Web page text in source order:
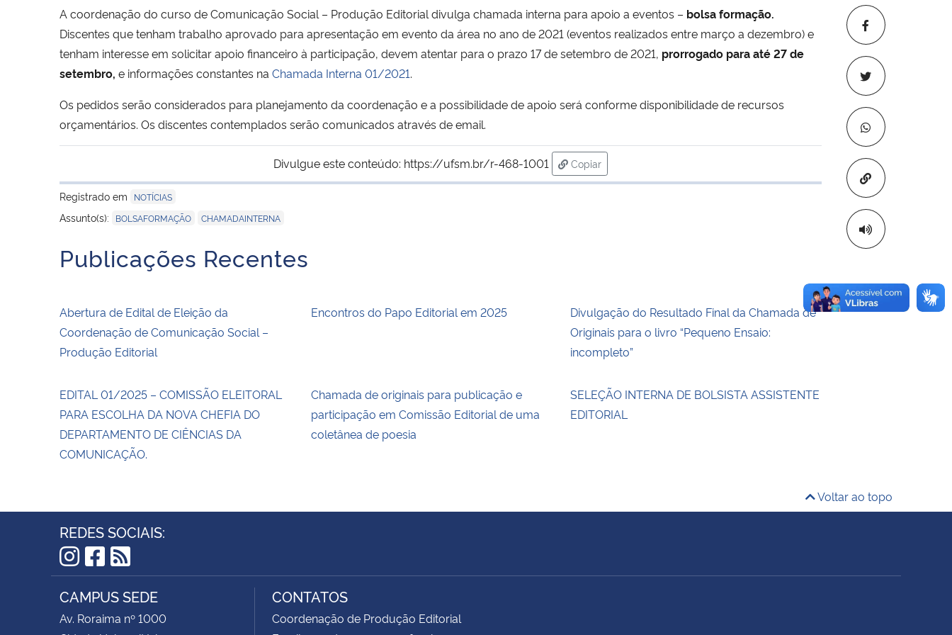
Copiar para
A coordenação do curso de Comunicação Social – Produção Editorial divulga chamada interna para apoio a eventos – bolsa formação.
Discentes que tenham trabalho aprovado para apresentação em evento da área no ano de 2021 (eventos realizados entre março a dezembro) e
tenham interesse em solicitar apoio financeiro à participação, devem atentar para o prazo 17 de setembro de 2021, prorrogado para até 27 de
setembro, e informações constantes na Chamada Interna 01/2021.
Os pedidos serão considerados para planejamento da coordenação e a possibilidade de apoio será conforme disponibilidade de recursos
orçamentários. Os discentes contemplados serão comunicados através de email.
Divulgue este conteúdo: https://ufsm.br/r-468-1001
Copiar
para área de transferência
Registrado em
NOTÍCIAS
Assunto(s): BOLSAFORMAÇÃO CHAMADAINTERNA
Publicações Recentes
Abertura de Edital de Eleição da
Coordenação de Comunicação Social –
Produção Editorial
Encontros do Papo Editorial em 2025
Divulgação do Resultado Final da Chamada de
Originais para o livro “Pequeno Ensaio:
incompleto”
EDITAL 01/2025 – COMISSÃO ELEITORAL
PARA ESCOLHA DA NOVA CHEFIA DO
DEPARTAMENTO DE CIÊNCIAS DA
COMUNICAÇÃO.
Chamada de originais para publicação e
participação em Comissão Editorial de uma
coletânea de poesia
SELEÇÃO INTERNA DE BOLSISTA ASSISTENTE
EDITORIAL
Voltar ao topo
REDES SOCIAIS:
Instagram
Facebook
RSS
CAMPUS SEDE
Av. Roraima nº 1000
CONTATOS
Coordenação de Produção Editorial